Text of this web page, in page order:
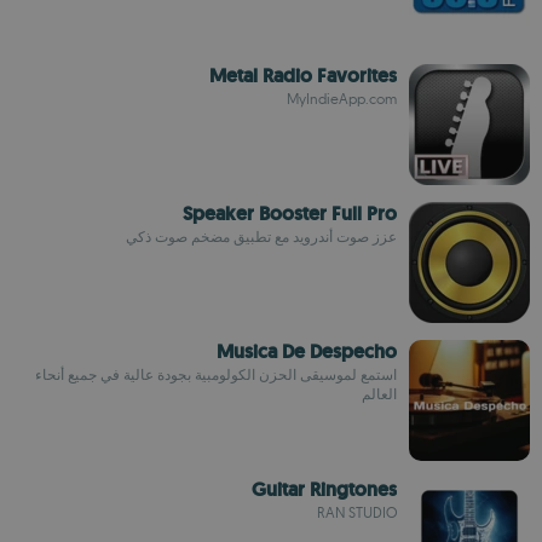
Metal Radio Favorites
MyIndieApp.com
Speaker Booster Full Pro
عزز صوت أندرويد مع تطبيق مضخم صوت ذكي
Musica De Despecho
استمع لموسيقى الحزن الكولومبية بجودة عالية في جميع أنحاء
العالم
Guitar Ringtones
RAN STUDIO